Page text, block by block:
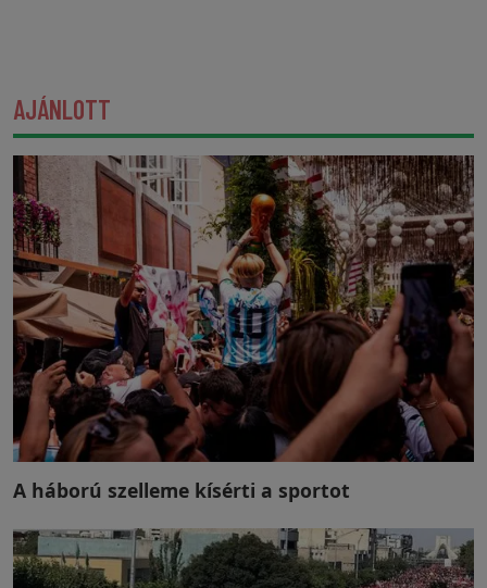
AJÁNLOTT
A háború szelleme kísérti a sportot